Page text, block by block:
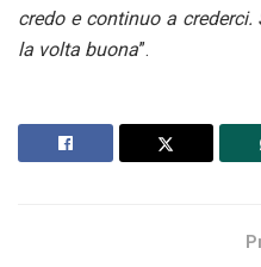
credo e continuo a crederci.
la volta buona”.